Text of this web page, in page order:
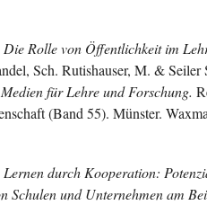
Die Rolle von Öffentlichkeit im
Sch. Rutishauser, M. & Seiler
für Lehre und Forschung.
(Band 55). Münster.
Lernen durch Kooperation:
Schulen und Unternehmen am